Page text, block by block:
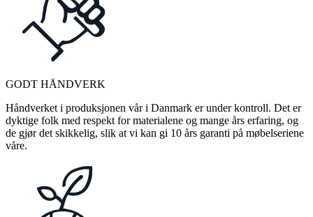
GODT HÅNDVERK
Håndverket i produksjonen vår i Danmark er under kontroll. Det er
dyktige folk med respekt for materialene og mange års erfaring, og
de gjør det skikkelig, slik at vi kan gi 10 års garanti på møbelseriene
våre.